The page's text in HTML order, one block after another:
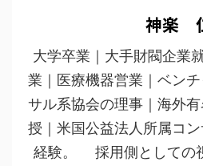
神楽
大学卒業｜大手財閥企業
業｜医療機器営業｜ベン
サル系協会の理事｜海外
授｜米国公益法人所属コ
経験。 採用側としての